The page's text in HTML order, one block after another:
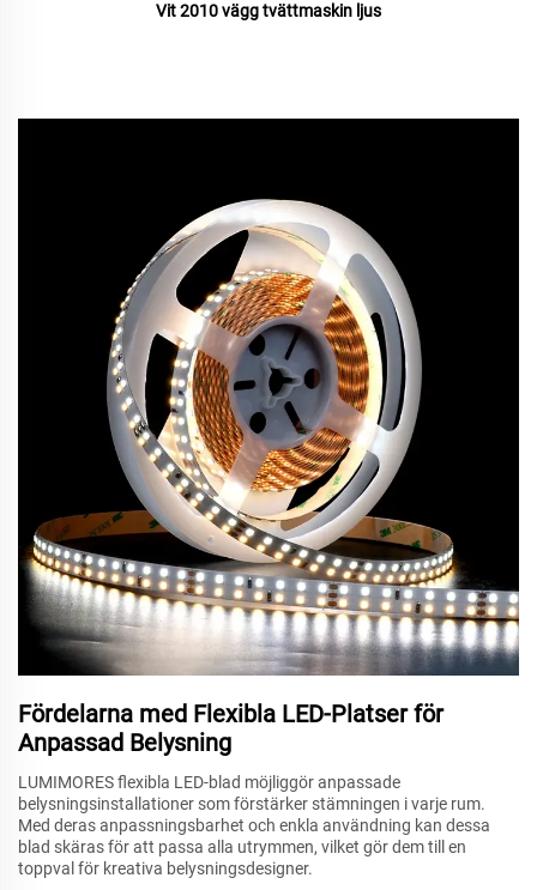
Vit 2010 vägg tvättmaskin ljus
Fördelarna med Flexibla LED-Platser för
Anpassad Belysning
LUMIMORES flexibla LED-blad möjliggör anpassade
belysningsinstallationer som förstärker stämningen i varje rum.
Med deras anpassningsbarhet och enkla användning kan dessa
blad skäras för att passa alla utrymmen, vilket gör dem till en
toppval för kreativa belysningsdesigner.